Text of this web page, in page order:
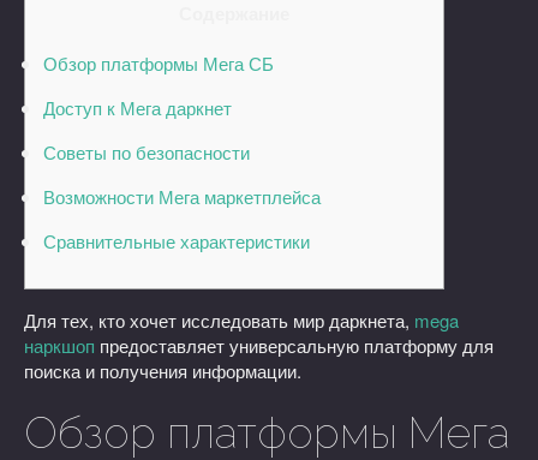
Обзор платформы Мега СБ
Доступ к Мега даркнет
Советы по безопасности
Возможности Мега маркетплейса
Сравнительные характеристики
Для тех, кто хочет исследовать мир даркнета, mega
наркшоп предоставляет универсальную платформу для
поиска и получения информации.
Обзор платформы Мега